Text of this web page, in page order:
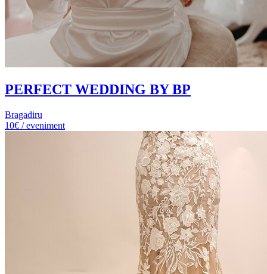
PERFECT WEDDING BY BP
Bragadiru
10€ / eveniment